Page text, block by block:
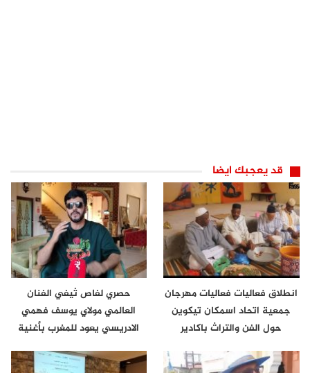
قد يعجبك ايضا
انطلاق فعاليات فعاليات مهرجان
جمعية اتحاد اسمكان تيكوين
حول الفن والتراث باكادير
حصري لفاص ثيفي الفنان
العالمي مولاي يوسف فهمي
الادريسي يعود للمغرب بأغنية